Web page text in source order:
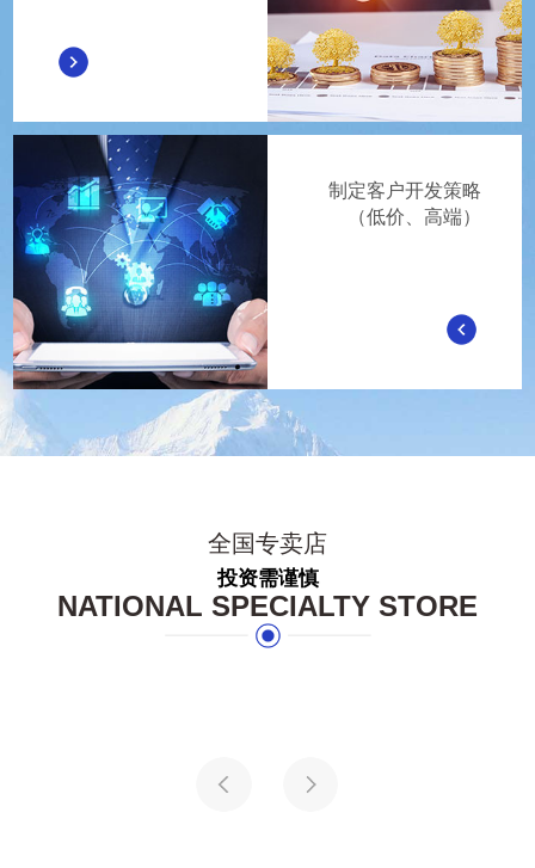
制定客户开发策略
（低价、高端）
全国专卖店
投资需谨慎
NATIONAL SPECIALTY STORE